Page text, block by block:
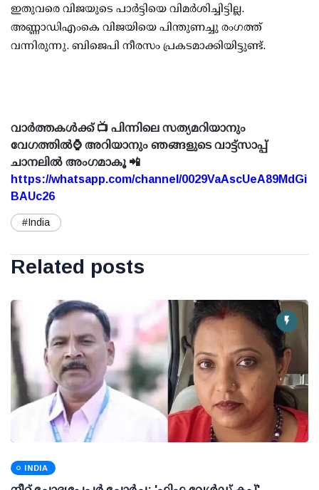
ഇതുവരെ വിജയുടെ പാര്‍ട്ടിയെ വിമര്‍ശിച്ചിട്ടില്ല.
അണ്ണാഡിഎംകെ വിജയിയെ പിന്തുണച്ചു രംഗത്ത്
വന്നിരുന്നു. ബിജെപി നീരസം പ്രകടമാക്കിയിട്ടുണ്ട്.
വാർത്തകൾക്ക് 📺 പിന്നിലെ സത്യമറിയാനും
വേഗത്തിൽ⌚ അറിയാനും ഞങ്ങളുടെ വാട്ട്സാപ്പ്
ചാനലിൽ അംഗമാകൂ 📲
https://whatsapp.com/channel/0029VaAscUeA89MdGi
BAUc26
#India
Related posts
INDIA